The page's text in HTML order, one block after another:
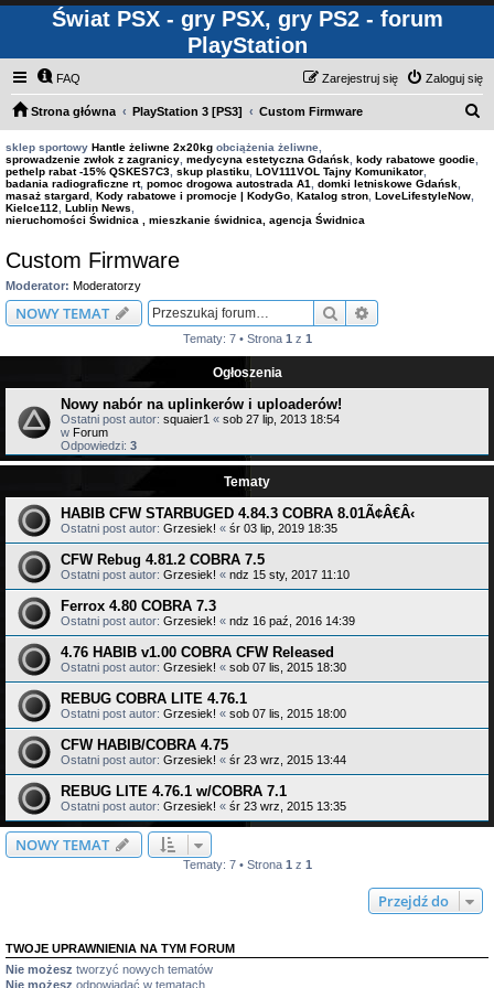
Świat PSX - gry PSX, gry PS2 - forum
PlayStation
FAQ Zaloguj się
Zarejestruj się
Strona główna PlayStation 3 [PS3] Custom Firmware
sklep sportowy Hantle żeliwne 2x20kg obciążenia żeliwne,
sprowadzenie zwłok z zagranicy medycyna estetyczna Gdańsk kody rabatowe goodie
pethelp rabat -15% QSKES7C3 skup plastiku LOV111VOL Tajny Komunikator
badania radiograficzne rt, pomoc drogowa autostrada A1 domki letniskowe Gdańsk
masaż stargard Kody rabatowe i promocje | KodyGo Katalog stron LoveLifestyleNow
Kielce112
Lublin News
nieruchomości Świdnica , mieszkanie świdnica, agencja Świdnica
Custom Firmware
Moderator: Moderatorzy
NOWY TEMAT Szukaj
Tematy: 7 • Strona 1 z 1
Ogłoszenia
Nowy nabór na uplinkerów i uploaderów!
Ostatni post autor: squaier1 « sob 27 lip, 2013 18:54
w Forum
Odpowiedzi: 3
Tematy
HABIB CFW STARBUGED 4.84.3 COBRA 8.01Ã¢Â€Â‹
Ostatni post autor: Grzesiek! « śr 03 lip, 2019 18:35
CFW Rebug 4.81.2 COBRA 7.5
Ostatni post autor: Grzesiek! « ndz 15 sty, 2017 11:10
Ferrox 4.80 COBRA 7.3
Ostatni post autor: Grzesiek! « ndz 16 paź, 2016 14:39
4.76 HABIB v1.00 COBRA CFW Released
Ostatni post autor: Grzesiek! « sob 07 lis, 2015 18:30
REBUG COBRA LITE 4.76.1
Ostatni post autor: Grzesiek! « sob 07 lis, 2015 18:00
CFW HABIB/COBRA 4.75
Ostatni post autor: Grzesiek! « śr 23 wrz, 2015 13:44
REBUG LITE 4.76.1 w/COBRA 7.1
Ostatni post autor: Grzesiek! « śr 23 wrz, 2015 13:35
NOWY TEMAT
Tematy: 7 • Strona 1 z 1
Przejdź do
TWOJE UPRAWNIENIA NA TYM FORUM
Nie możesz tworzyć nowych tematów
Nie możesz odpowiadać w tematach